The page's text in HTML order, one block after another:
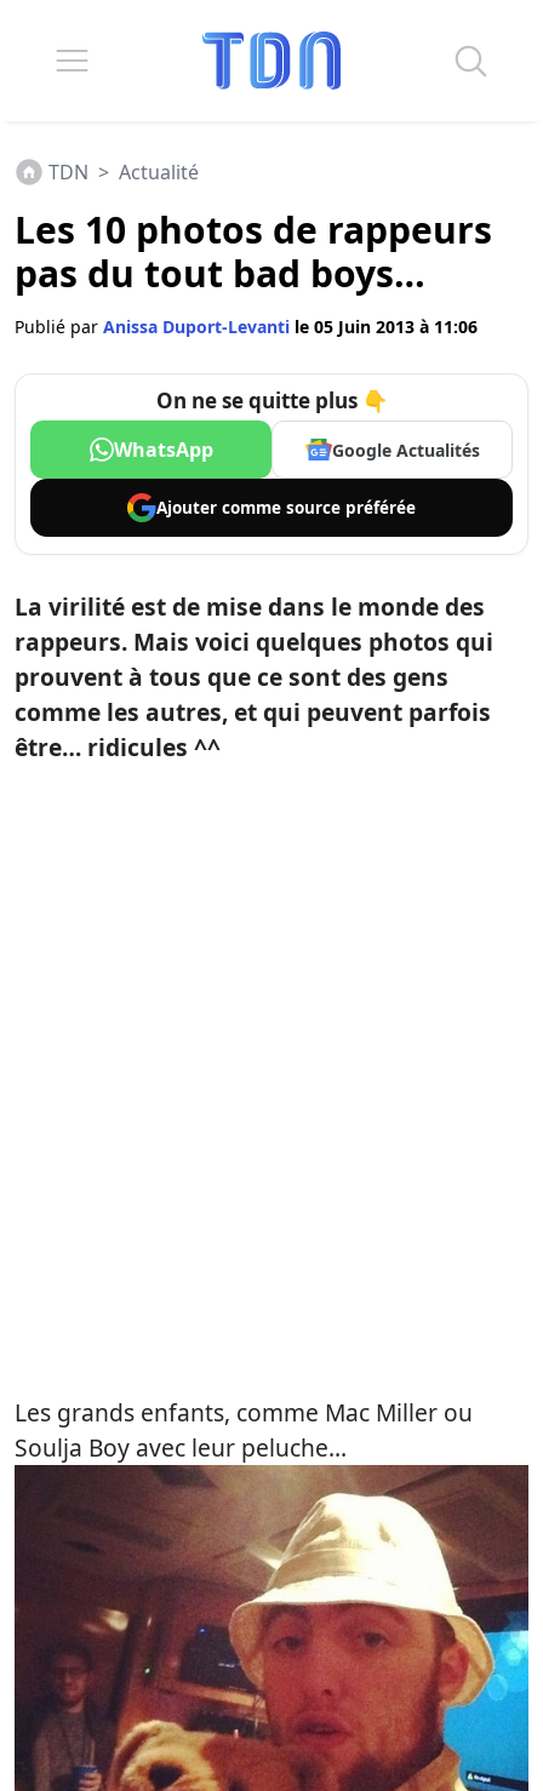
TDN > Actualité
Les 10 photos de rappeurs
pas du tout bad boys…
Publié par Anissa Duport-Levanti le 05 Juin 2013 à 11:06
On ne se quitte plus 👇
WhatsApp Google Actualités
Ajouter comme source préférée
La virilité est de mise dans le monde des
rappeurs. Mais voici quelques photos qui
prouvent à tous que ce sont des gens
comme les autres, et qui peuvent parfois
être… ridicules ^^
Les grands enfants, comme Mac Miller ou
Soulja Boy avec leur peluche…